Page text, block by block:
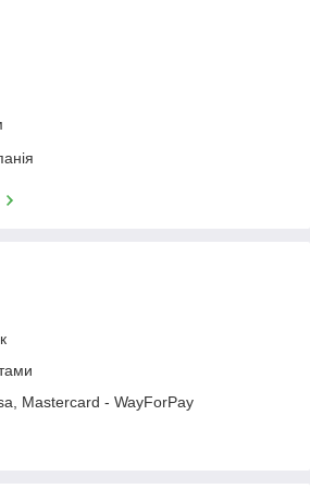
Mastercard - WayForPay